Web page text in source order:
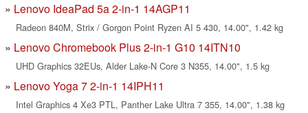
Lenovo IdeaPad 5a 2-in-1 14AGP11
Radeon 840M, Strix / Gorgon Point Ryzen AI 5 430, 14.00", 1.42 kg
Lenovo Chromebook Plus 2-in-1 G10 14ITN10
UHD Graphics 32EUs, Alder Lake-N Core 3 N355, 14.00", 1.5 kg
Lenovo Yoga 7 2-in-1 14IPH11
Intel Graphics 4 Xe3 PTL, Panther Lake Ultra 7 355, 14.00", 1.38 kg